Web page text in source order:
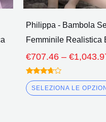
Philippa - Bambola
Femminile Realistica
€707.46 – €
Valutato
3.50
fuori da
SELEZIONA LE OPZIONI